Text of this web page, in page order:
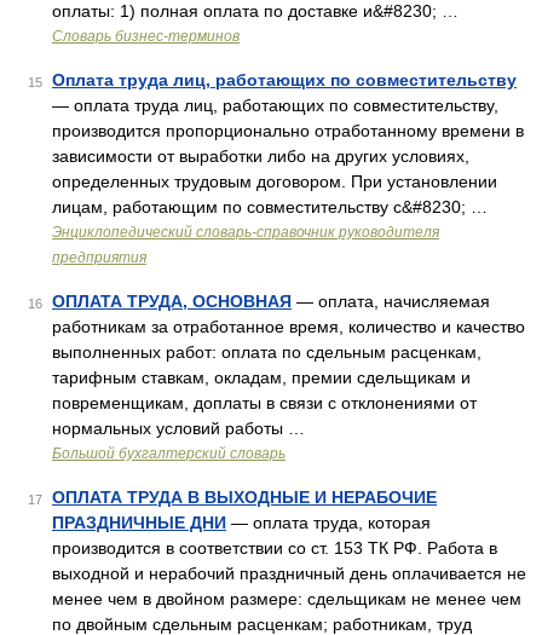
оплаты: 1) полная оплата по доставке и&#8230; …
Словарь бизнес-терминов
15
Оплата труда лиц, работающих по совместительству
— оплата труда лиц, работающих по совместительству,
производится пропорционально отработанному времени в
зависимости от выработки либо на других условиях,
определенных трудовым договором. При установлении
лицам, работающим по совместительству с&#8230; …
Энциклопедический словарь-справочник руководителя
предприятия
16 ОПЛАТА ТРУДА, ОСНОВНАЯ — оплата, начисляемая
работникам за отработанное время, количество и качество
выполненных работ: оплата по сдельным расценкам,
тарифным ставкам, окладам, премии сдельщикам и
повременщикам, доплаты в связи с отклонениями от
нормальных условий работы …
Большой бухгалтерский словарь
17
ОПЛАТА ТРУДА В ВЫХОДНЫЕ И НЕРАБОЧИЕ
ПРАЗДНИЧНЫЕ ДНИ — оплата труда, которая
производится в соответствии со ст. 153 ТК РФ. Работа в
выходной и нерабочий праздничный день оплачивается не
менее чем в двойном размере: сдельщикам не менее чем
по двойным сдельным расценкам; работникам, труд